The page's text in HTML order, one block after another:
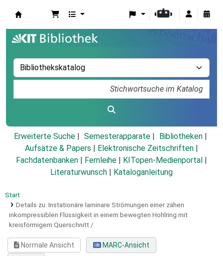
Erweiterte Suche Semesterapparate
Bibliotheken
Aufsätze & Papers
Elektronische Zeitschriften
Fachdatenbanken
Fernleihe KITopen-Medienportal
Literaturwunsch
Kataloganleitung
Start
Details zu: Instationäre laminare Strömungen einer zähen
inkompressiblen Flüssigkeit in einem bewegten Hohlring mit
kreisförmigem Querschnitt /
Normale Ansicht
MARC-Ansicht